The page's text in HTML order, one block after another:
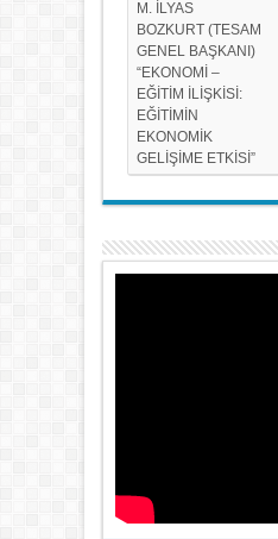
M. İLYAS
BOZKURT (TESAM
GENEL BAŞKANI)
“EKONOMİ –
EĞİTİM İLİŞKİSİ:
EĞİTİMİN
EKONOMİK
GELİŞİME ETKİSİ”